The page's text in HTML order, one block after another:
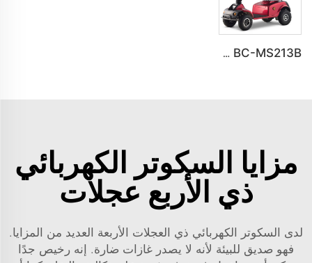
BC-MS213B سكوتر حركة كهربائي ثقيل البناء ومدى بعيد لجميع التضاريس
مزايا السكوتر الكهربائي
ذي الأربع عجلات
لدى السكوتر الكهربائي ذي العجلات الأربعة العديد من المزايا.
فهو صديق للبيئة لأنه لا يصدر غازات ضارة. إنه رخيص جدًا